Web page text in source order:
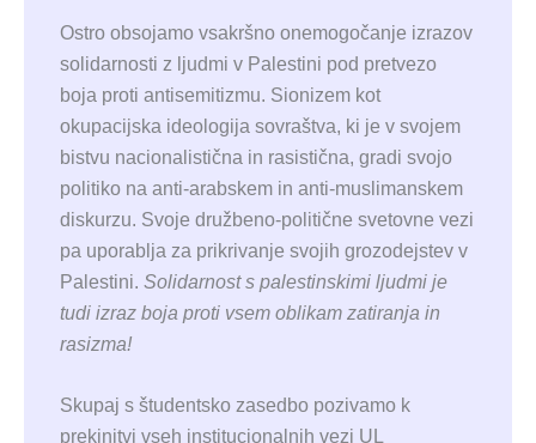
Ostro obsojamo vsakršno onemogočanje izrazov
solidarnosti z ljudmi v Palestini pod pretvezo
boja proti antisemitizmu. Sionizem kot
okupacijska ideologija sovraštva, ki je v svojem
bistvu nacionalistična in rasistična, gradi svojo
politiko na anti-arabskem in anti-muslimanskem
diskurzu. Svoje družbeno-politične svetovne vezi
pa uporablja za prikrivanje svojih grozodejstev v
Palestini. Solidarnost s palestinskimi ljudmi je
tudi izraz boja proti vsem oblikam zatiranja in
rasizma!
Skupaj s študentsko zasedbo pozivamo k
prekinitvi vseh institucionalnih vezi UL